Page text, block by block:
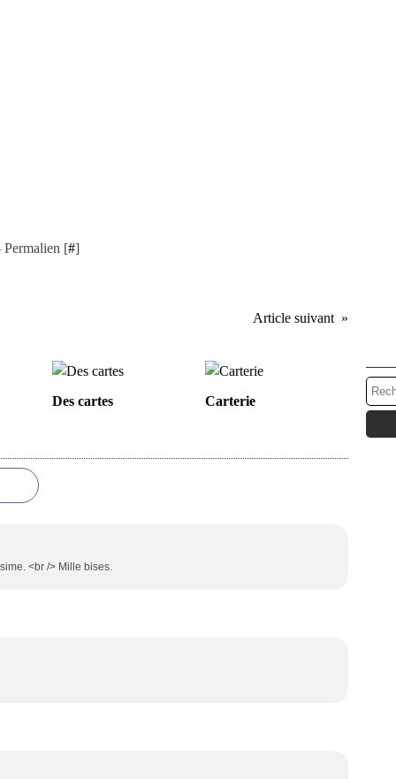
[#]
Article suivant
Des cartes Carterie
<br /> Mille bises.